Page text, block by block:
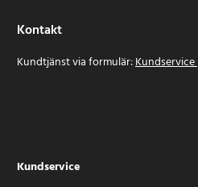
Kontakt
Kundtjänst via formulär:Kundservice
Kundservice